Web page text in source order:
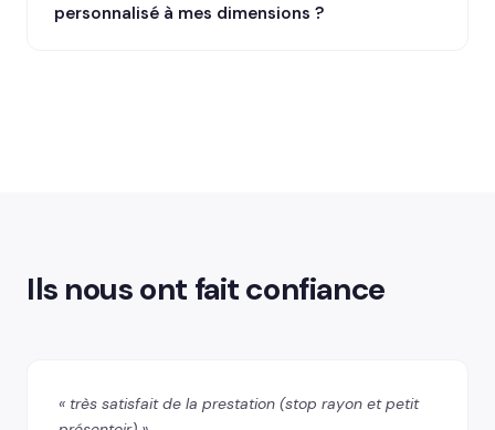
personnalisé à mes dimensions ?
Ils nous ont fait confiance
« très satisfait de la prestation (stop rayon et petit